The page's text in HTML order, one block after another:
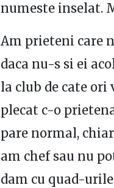
numeste inselat.
Am prieteni care
daca nu-s si ei
la club de cate ori
plecat c-o
pare normal,
am chef sau nu
dam cu quad-